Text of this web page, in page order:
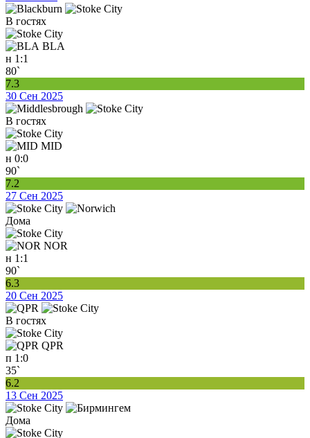
В гостях
BLA
н 1:1
80`
7.3
30 Сен 2025
В гостях
MID
н 0:0
90`
7.2
27 Сен 2025
Дома
NOR
н 1:1
90`
6.3
20 Сен 2025
В гостях
QPR
п 1:0
35`
6.2
13 Сен 2025
Дома